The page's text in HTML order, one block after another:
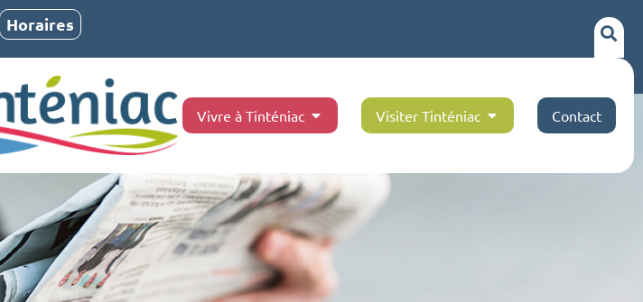
Horaires
Vivre à Tinténiac Visiter Tinténiac Contact